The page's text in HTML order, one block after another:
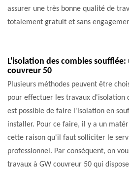
assurer une très bonne qualité de
totalement gratuit et sans
L'isolation des combles soufflée:
couvreur 50
Plusieurs méthodes peuvent être
pour effectuer les travaux d'isolation
est possible de faire l'isolation en
installer. Pour ce faire, il y a un
cette raison qu'il faut solliciter le
professionnel. Par conséquent, on
travaux à GW couvreur 50 qui